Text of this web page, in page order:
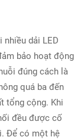
dải LED
bảo hoạt động
đúng cách là
quá ba đến
tổng cộng. Khi
đều được cố
Để có một hệ